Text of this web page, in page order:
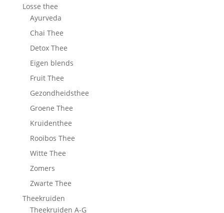
Losse thee
Ayurveda
Chai Thee
Detox Thee
Eigen blends
Fruit Thee
Gezondheidsthee
Groene Thee
Kruidenthee
Rooibos Thee
Witte Thee
Zomers
Zwarte Thee
Theekruiden
Theekruiden A-G